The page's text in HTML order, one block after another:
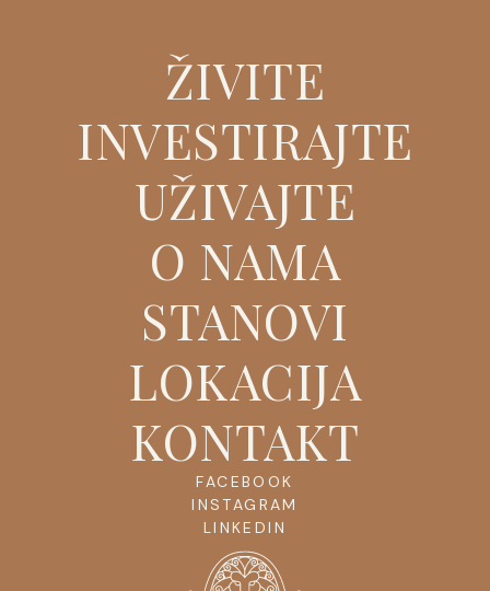
ŽIVITE
INVESTIRAJTE
UŽIVAJTE
O NAMA
STANOVI
LOKACIJA
KONTAKT
FACEBOOK
INSTAGRAM
LINKEDIN